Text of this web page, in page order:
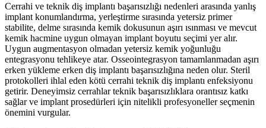
Cerrahi ve teknik diş implantı başarısızlığı nedenleri arasında yanlış
implant konumlandırma, yerleştirme sırasında yetersiz primer
stabilite, delme sırasında kemik dokusunun aşırı ısınması ve mevcut
kemik hacmine uygun olmayan implant boyutu seçimi yer alır.
Uygun augmentasyon olmadan yetersiz kemik yoğunluğu
entegrasyonu tehlikeye atar. Osseointegrasyon tamamlanmadan aşırı
erken yükleme erken diş implantı başarısızlığına neden olur. Steril
protokolleri ihlal eden kötü cerrahi teknik diş implantı enfeksiyonu
getirir. Deneyimsiz cerrahlar teknik başarısızlıklara orantısız katkı
sağlar ve implant prosedürleri için nitelikli profesyoneller seçmenin
önemini vurgular.